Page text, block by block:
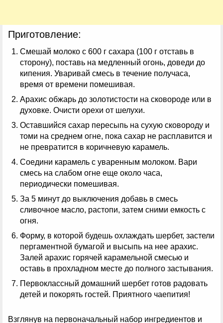
Приготовление:
Смешай молоко с 600 г сахара (100 г отставь в
сторону), поставь на медленный огонь, доведи до
кипения. Уваривай смесь в течение получаса,
время от времени помешивая.
Арахис обжарь до золотистости на сковороде или в
духовке. Очисти орехи от шелухи.
Оставшийся сахар пересыпь на сухую сковороду и
томи на среднем огне, пока сахар не расплавится и
не превратится в коричневую карамель.
Соедини карамель с уваренным молоком. Вари
смесь на слабом огне еще около часа,
периодически помешивая.
За 5 минут до выключения добавь в смесь
сливочное масло, растопи, затем сними емкость с
огня.
Форму, в которой будешь охлаждать шербет, застели
пергаментной бумагой и высыпь на нее арахис.
Залей арахис горячей карамельной смесью и
оставь в прохладном месте до полного застывания.
Первоклассный домашний шербет готов радовать
детей и покорять гостей. Приятного чаепития!
Взглянув на первоначальный набор ингредиентов и